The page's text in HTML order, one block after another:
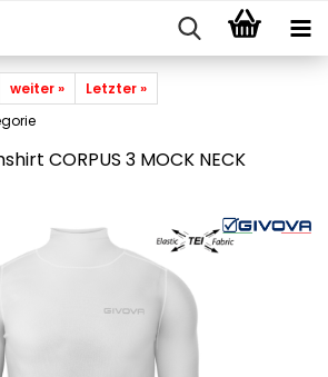
weiter »
Letzter »
CORPUS 3 MOCK NECK